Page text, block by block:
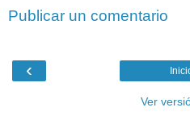
Publicar un comentario
‹
Ver